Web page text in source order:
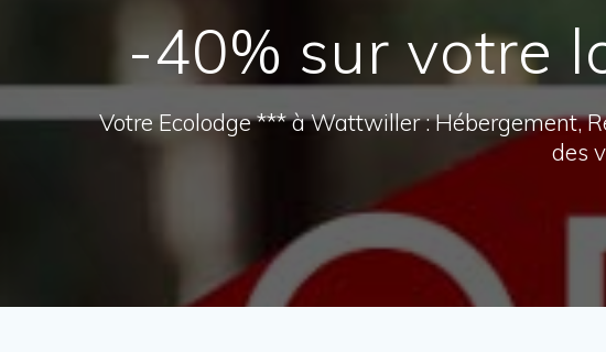
-40% sur votre
Votre Ecolodge *** à Wattwiller : Hébergement,
des